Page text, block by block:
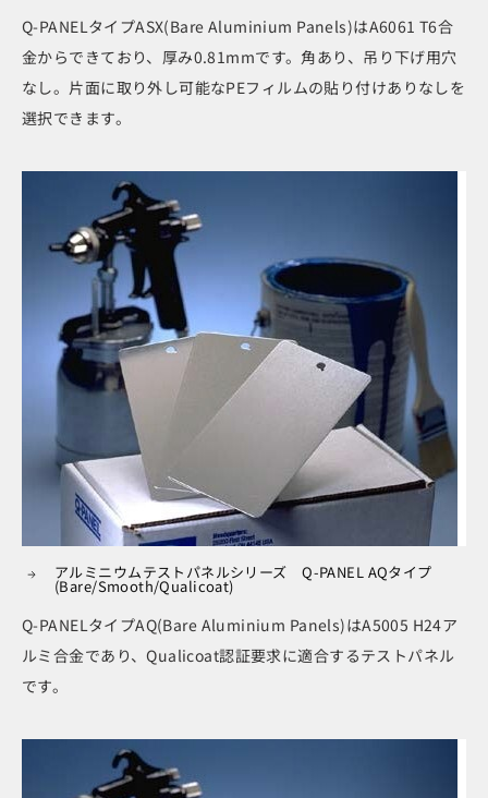
Q-PANELタイプASX(Bare Aluminium Panels)はA6061 T6合
金からできており、厚み0.81mmです。角あり、吊り下げ用穴
なし。片面に取り外し可能なPEフィルムの貼り付けありなしを
選択できます。
アルミニウムテストパネルシリーズ Q-PANEL AQタイプ
(Bare/Smooth/Qualicoat)
Q-PANELタイプAQ(Bare Aluminium Panels)はA5005 H24ア
ルミ合金であり、Qualicoat認証要求に適合するテストパネル
です。